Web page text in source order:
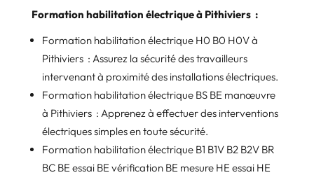
Formation habilitation électrique à Pithiviers :
Formation habilitation électrique H0 B0 H0V à
Pithiviers : Assurez la sécurité des travailleurs
intervenant à proximité des installations électriques.
Formation habilitation électrique BS BE manœuvre
à Pithiviers : Apprenez à effectuer des interventions
électriques simples en toute sécurité.
Formation habilitation électrique B1 B1V B2 B2V BR
BC BE essai BE vérification BE mesure HE essai HE